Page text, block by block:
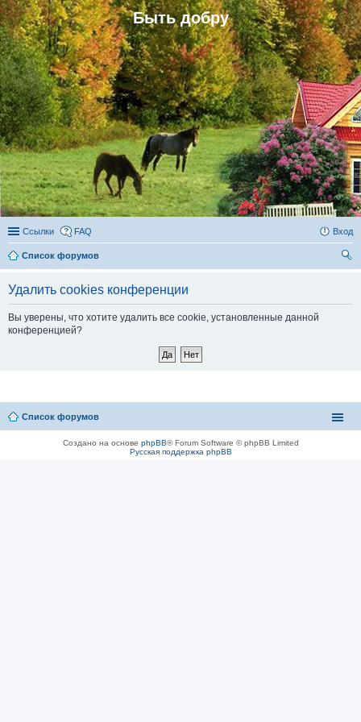
Быть добру
Ссылки FAQ Вход
Список форумов
Удалить cookies конференции
Вы уверены, что хотите удалить все cookie, установленные данной
конференцией?
Список форумов
Создано на основе phpBB® Forum Software © phpBB Limited
Русская поддержка phpBB